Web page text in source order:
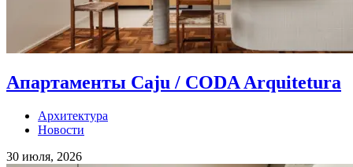
Апартаменты Caju / CODA Arquitetura
Архитектура
Новости
30 июля, 2026